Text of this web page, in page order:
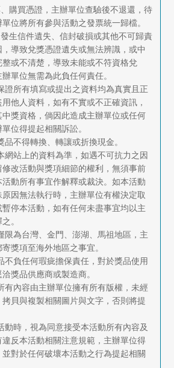
購買憑證，主辦單位查驗後不退還，待
位將所有參與活動之發票統一歸檔。
生信件遺失、信封破損或其他不可歸責
導致兌獎憑證遺失或無法辨識，或中
或不清楚，導致未能或不符資格兌
單位無需為此負任何責任。
證所有填寫或提出之資料均為真實且正
他人資料，如有不實或不正確資訊，
獎資格，倘因此造成主辦單位或任何
位得提起相關訴訟。
品不得轉換、轉讓或折換現金。
網站上的資料為準，如遇不可抗力之因
改活動與獎項細節的權利，無須事前
動所有事宜作解釋或裁決。如本活動
因無法執行時，主辦單位有權決定取
停本活動，如有任何未盡事宜均以主
。
限為台灣、金門、澎湖、馬祖地區，主
獎項至海外地區之事宜。
不負任何瑕疵擔保責任，對於獎品使用
獎品供應商或製造商。
有內容由主辦單位擁有所有版權，未經
貝與複製相關圖片與文字，否則將提
動時，視為同意接受本活動所有內容及
反本活動相關注意規範，主辦單位得
對於任何破壞本活動之行為提起相關